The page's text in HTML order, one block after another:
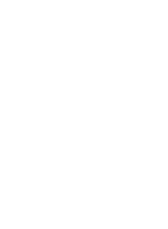
automobile
pour les